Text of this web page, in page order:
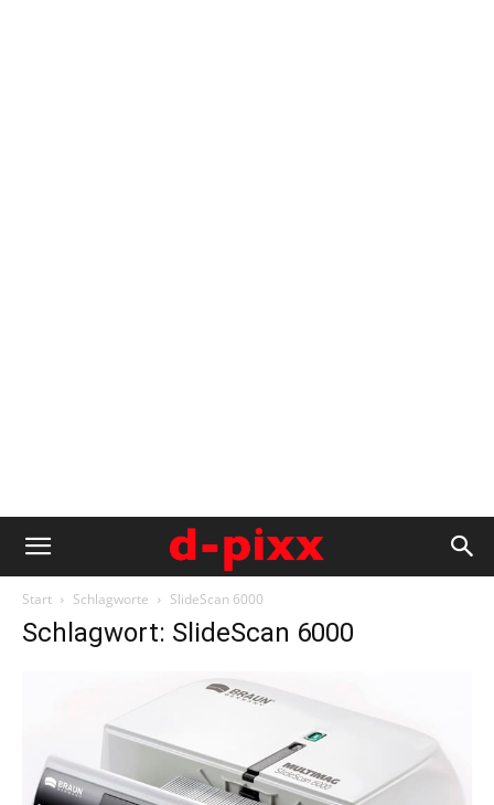
Start Schlagworte SlideScan 6000
Schlagwort: SlideScan 6000